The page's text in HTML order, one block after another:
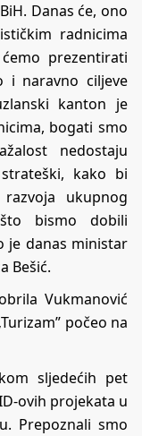
Danas će, ono
radnicima
prezentirati
i naravno ciljeve
kanton je
bogati smo
nedostaju
kako bi
ukupnog
bismo dobili
je danas ministar
Bešić.
Vukmanović
počeo na
sljedećih pet
ovih projekata u
Prepoznali smo